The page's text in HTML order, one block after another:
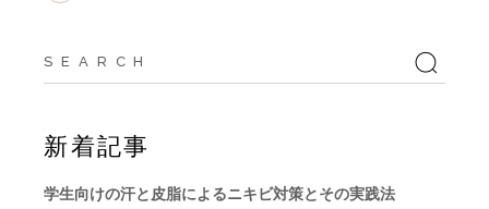
Search
for:
新着記事
学生向けの汗と皮脂によるニキビ対策とその実践法